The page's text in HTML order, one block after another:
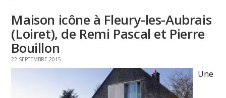
Maison icône à Fleury-les-Aubrais
(Loiret), de Remi Pascal et Pierre
Bouillon
22 SEPTEMBRE 2015
Une